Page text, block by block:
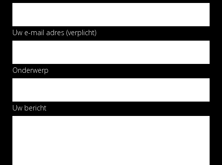
Uw e-mail adres (verplicht)
Onderwerp
Uw bericht